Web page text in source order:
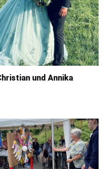
und Annika